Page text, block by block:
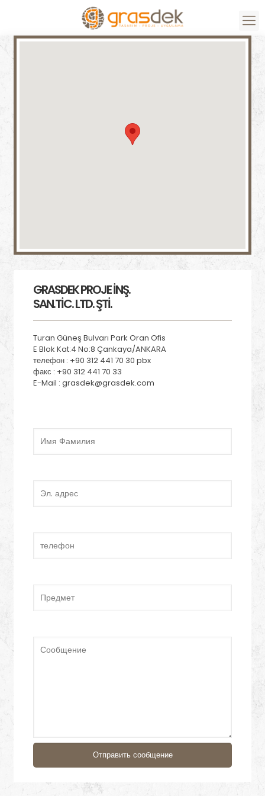
GRASDEK PROJE İNŞ.
SAN.TİC. LTD. ŞTİ.
Turan Güneş Bulvarı Park Oran Ofis
E Blok Kat:4 No:8 Çankaya/ANKARA
телефон : +90 312 441 70 30 pbx
факс : +90 312 441 70 33
E-Mail : grasdek@grasdek.com